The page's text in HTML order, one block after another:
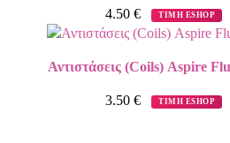
4.50 € ΤΙΜΗ ESHOP
Αντιστάσεις (Coils) Aspire
3.50 € ΤΙΜΗ ESHOP